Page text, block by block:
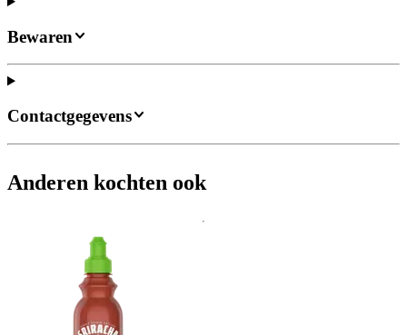
Bewaren
Contactgegevens
Anderen kochten ook